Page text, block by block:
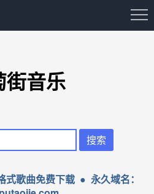
街音乐
式歌曲免费下载 ● 永久域名：